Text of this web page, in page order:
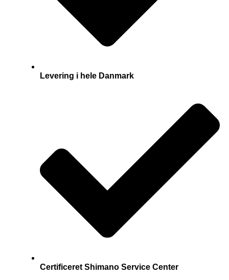
Levering i hele Danmark
Certificeret Shimano Service Center